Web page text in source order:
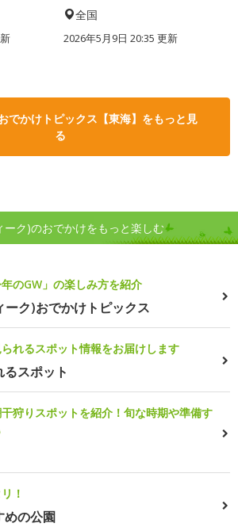
全国
2026年5月9日 20:35 更新
でかけトピックス【東海】をもっと見
る
ーク)のおでかけをもっと楽しむ
のGW」の楽しみ方を紹介
ーク)おでかけトピックス
れるスポット情報をお届けします
スポット
狩りスポットを紹介！旬な時期や準備す
！
めの公園